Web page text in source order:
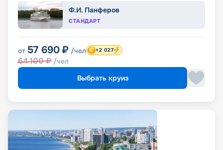
Ф.И. Панферов
СТАНДАРТ
от 57 690 ₽ /чел
64 100₽ /чел
+2 027
Выбрать круиз